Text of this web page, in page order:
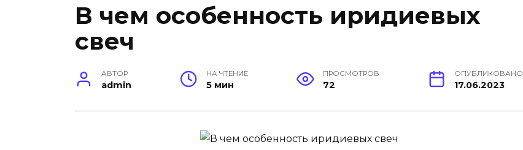
В чем особенность иридиевых
свеч
АВТОР
admin
НА ЧТЕНИЕ
5 мин
ПРОСМОТРОВ
72
ОПУБЛИКОВАНО
17.06.2023